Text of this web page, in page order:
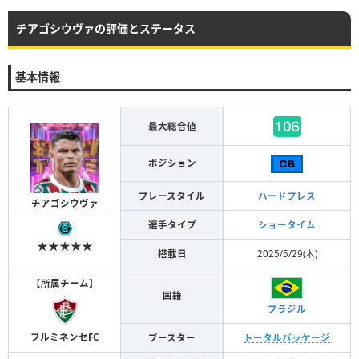
チアゴシウヴァの評価とステータス
基本情報
チアゴシウヴァ
★★★★★
最大総合値
ポジション
プレースタイル ハードプレス
選手タイプ ショータイム
搭載日 2025/5/29(木)
【所属チーム】
フルミネンセFC
国籍
ブラジル
ブースター トータルパッケージ